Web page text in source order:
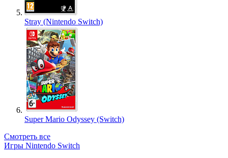
Stray (Nintendo Switch)
Super Mario Odyssey (Switch)
Смотреть все
Игры Nintendo Switch